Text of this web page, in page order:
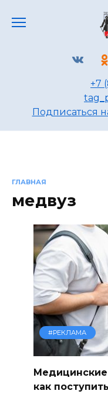
+7
Подписаться
ГЛАВНАЯ
медвуз
#РЕКЛАМА
как